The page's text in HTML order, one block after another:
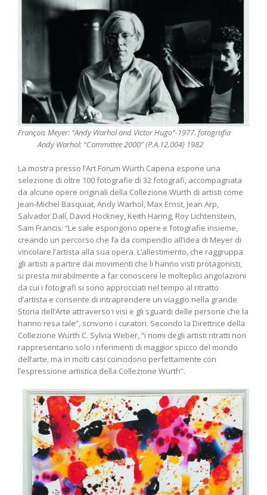
François Meyer: “Andy Warhol and Victor Hugo”-1977. fotografia
Andy Warhol: “Committee 2000″ (P.A.12.004) 1982
La mostra presso l’Art Forum Würth Capena espone una
selezione di oltre 100 fotografie di 32 fotografi, accompagnata
da alcune opere originali della Collezione Würth di artisti come
Jean-Michel Basquiat, Andy Warhol, Max Ernst, Jean Arp,
Salvador Dalí, David Hockney, Keith Haring, Roy Lichtenstein,
Sam Francis. “Le sale espongono opere e fotografie insieme,
creando un percorso che fa da compendio all’idea di Meyer di
vincolare l’artista alla sua opera. L’allestimento, che raggruppa
gli artisti a partire dai movimenti che li hanno visti protagonisti,
si presta mirabilmente a far conoscere le molteplici angolazioni
da cui i fotografi si sono approcciati nel tempo al ritratto
d’artista e consente di intraprendere un viaggio nella grande
Storia dell’Arte attraverso i visi e gli sguardi delle persone che la
hanno resa tale”, scrivono i curatori. Secondo la Direttrice della
Collezione Würth C. Sylvia Weber, “i nomi degli artisti ritratti non
rappresentano solo i riferimenti di maggior spicco del mondo
dell’arte, ma in molti casi coincidono perfettamente con
l’espressione artistica della Collezione Würth”.